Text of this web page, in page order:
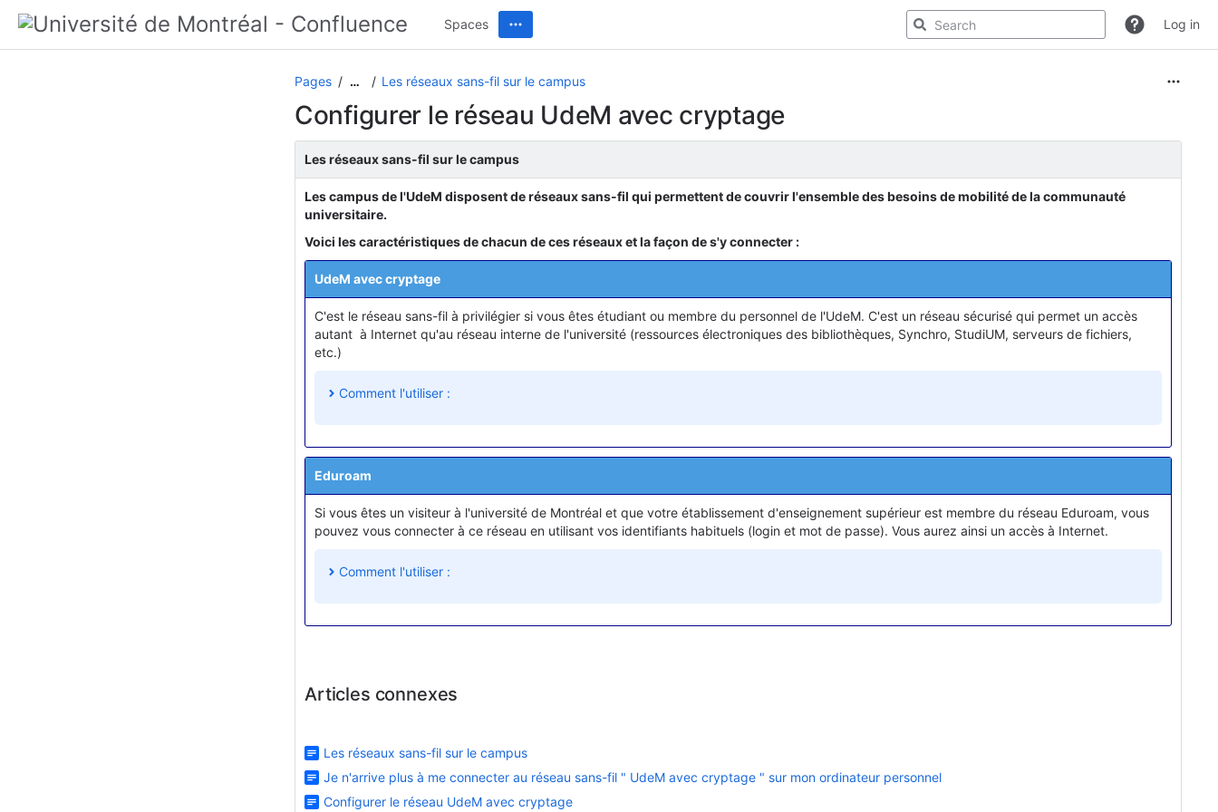
Spaces Log in
Pages … Les réseaux sans-fil sur le campus
Configurer le réseau UdeM avec cryptage
Les réseaux sans-fil sur le campus
Les campus de l'UdeM disposent de réseaux sans-fil qui permettent de couvrir l'ensemble des besoins de mobilité de la communauté
universitaire.
Voici les caractéristiques de chacun de ces réseaux et la façon de s'y connecter :
UdeM avec cryptage
C'est le réseau sans-fil à privilégier si vous êtes étudiant ou membre du personnel de l'UdeM. C'est un réseau sécurisé qui permet un accès
autant à Internet qu'au réseau interne de l'université (ressources électroniques des bibliothèques, Synchro, StudiUM, serveurs de fichiers,
etc.)
Comment l'utiliser :
Eduroam
Si vous êtes un visiteur à l'université de Montréal et que votre établissement d'enseignement supérieur est membre du réseau Eduroam, vous
pouvez vous connecter à ce réseau en utilisant vos identifiants habituels (login et mot de passe). Vous aurez ainsi un accès à Internet.
Comment l'utiliser :
Articles connexes
Les réseaux sans-fil sur le campus
Je n'arrive plus à me connecter au réseau sans-fil " UdeM avec cryptage " sur mon ordinateur personnel
Configurer le réseau UdeM avec cryptage